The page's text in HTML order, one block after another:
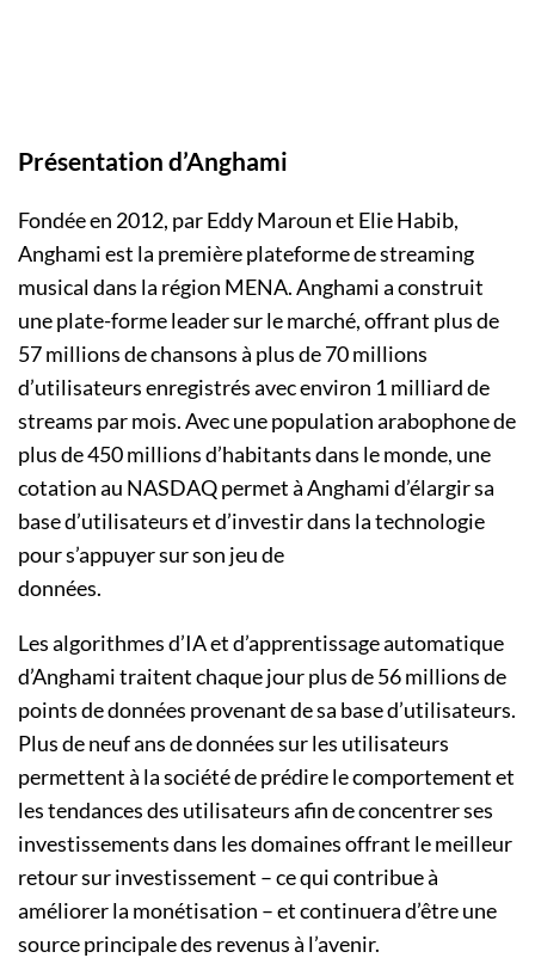
Présentation d’Anghami
Fondée en 2012, par Eddy Maroun et Elie Habib,
Anghami est la première plateforme de streaming
musical dans la région MENA. Anghami a construit
une plate-forme leader sur le marché, offrant plus de
57 millions de chansons à plus de 70 millions
d’utilisateurs enregistrés avec environ 1 milliard de
streams par mois. Avec une population arabophone de
plus de 450 millions d’habitants dans le monde, une
cotation au NASDAQ permet à Anghami d’élargir sa
base d’utilisateurs et d’investir dans la technologie
pour s’appuyer sur son jeu de
données.
Les algorithmes d’IA et d’apprentissage automatique
d’Anghami traitent chaque jour plus de 56 millions de
points de données provenant de sa base d’utilisateurs.
Plus de neuf ans de données sur les utilisateurs
permettent à la société de prédire le comportement et
les tendances des utilisateurs afin de concentrer ses
investissements dans les domaines offrant le meilleur
retour sur investissement – ce qui contribue à
améliorer la monétisation – et continuera d’être une
source principale des revenus à l’avenir.